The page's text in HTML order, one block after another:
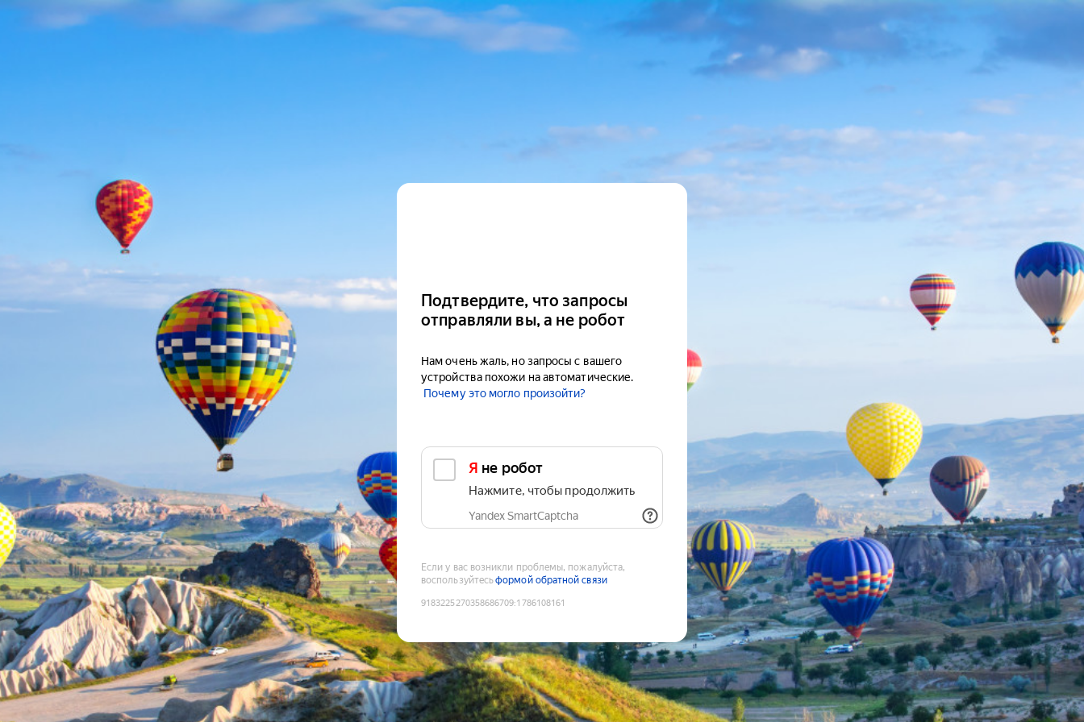
Подтвердите, что запросы
отправляли вы, а не робот
Нам очень жаль, но запросы с вашего
устройства похожи на автоматические.
Почему это могло произойти?
Я не робот
Нажмите, чтобы продолжить
Yandex SmartCaptcha
Если у вас возникли проблемы, пожалуйста,
воспользуйтесьформой обратной связи
9183225270358686709:1786108161